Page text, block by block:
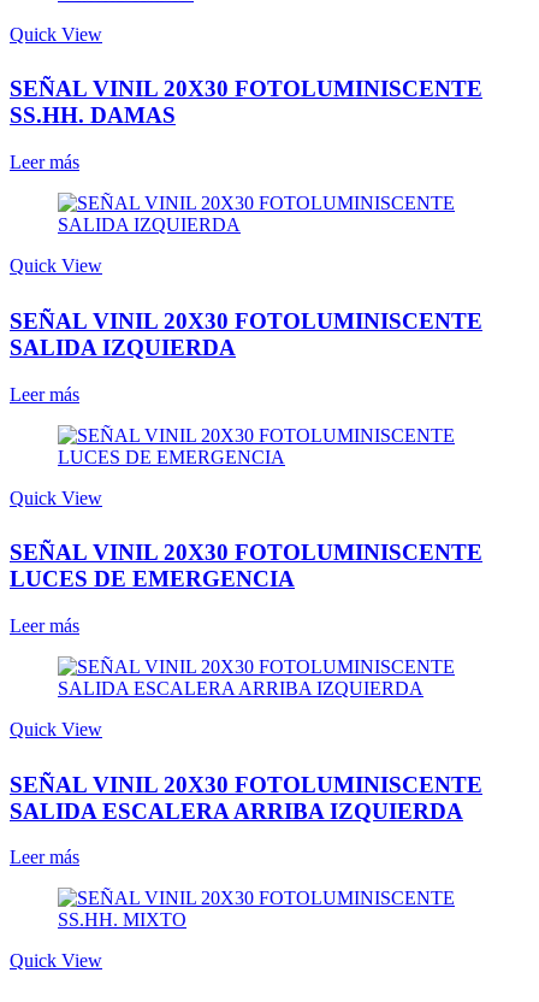
Quick View
SEÑAL VINIL 20X30 FOTOLUMINISCENTE
SS.HH. DAMAS
Leer más
Quick View
SEÑAL VINIL 20X30 FOTOLUMINISCENTE
SALIDA IZQUIERDA
Leer más
Quick View
SEÑAL VINIL 20X30 FOTOLUMINISCENTE
LUCES DE EMERGENCIA
Leer más
Quick View
SEÑAL VINIL 20X30 FOTOLUMINISCENTE
SALIDA ESCALERA ARRIBA IZQUIERDA
Leer más
Quick View